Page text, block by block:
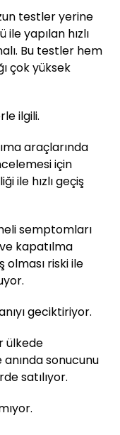
testler yerine
ile yapılan hızlı
Bu testler hem
çok yüksek
ilgili.
araçlarında
için
ile hızlı geçiş
semptomları
kapatılma
olması riski ile
geciktiriyor.
ülkede
sonucunu
satılıyor.